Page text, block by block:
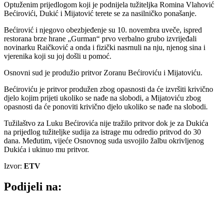
Optuženim prijedlogom koji je podnijela tužiteljka Romina Vlahović
Bećirovići, Dukić i Mijatović terete se za nasilničko ponašanje.
Bećirović i njegovo obezbjeđenje su 10. novembra uveče, ispred
restorana brze hrane „Gurman“ prvo verbalno grubo izvrijeđali
novinarku Raičković a onda i fizički nasrnuli na nju, njenog sina i
vjerenika koji su joj došli u pomoć.
Osnovni sud je produžio pritvor Zoranu Bećiroviću i Mijatoviću.
Bećiroviću je pritvor produžen zbog opasnosti da će izvršiti krivično
djelo kojim prijeti ukoliko se nađe na slobodi, a Mijatoviću zbog
opasnosti da će ponoviti krivično djelo ukoliko se nađe na slobodi.
Tužilaštvo za Luku Bećirovića nije tražilo pritvor dok je za Dukića
na prijedlog tužiteljke sudija za istrage mu odredio pritvod do 30
dana. Međutim, vijeće Osnovnog suda usvojilo žalbu okrivljenog
Dukića i ukinuo mu pritvor.
Izvor: ETV
Podijeli na: